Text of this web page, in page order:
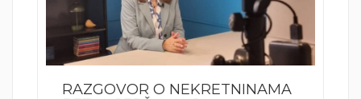
RAZGOVOR O NEKRETNINAMA